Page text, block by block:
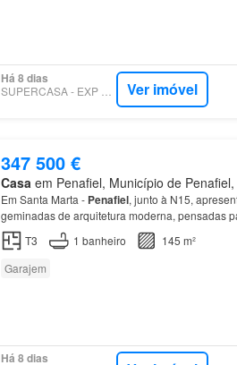
Há 8 dias
Ver imóvel
347 500 €
Casaem Penafiel, Município de
Em Santa Marta - Penafiel, junto à N15,
geminadas de arquitetura moderna, pensadas
Zona Social Aqui vive-se o presente…
T3 1 banheiro
145 m²
Garajem
Há 8 dias